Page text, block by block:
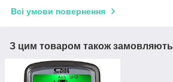
Всі умови повернення
З цим товаром також замовляють